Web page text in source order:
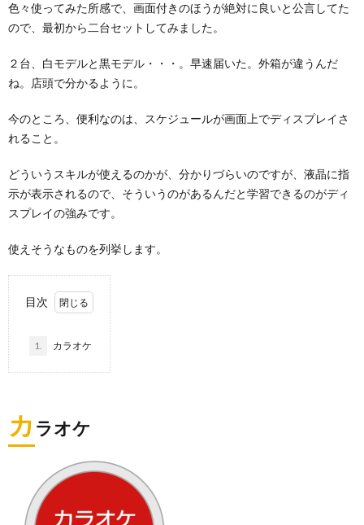
色々使ってみた所感で、画面付きのほうが絶対に良いと公言してた
ので、最初から二台セットしてみました。
２台、白モデルと黒モデル・・・。早速届いた。外箱が違うんだ
ね。店頭で分かるように。
今のところ、便利なのは、スケジュールが画面上でディスプレイさ
れること。
どういうスキルが使えるのかが、分かりづらいのですが、液晶に指
示が表示されるので、そういうのがあるんだと学習できるのがディ
スプレイの強みです。
使えそうなものを列挙します。
目次
1. カラオケ
カ ラオケ